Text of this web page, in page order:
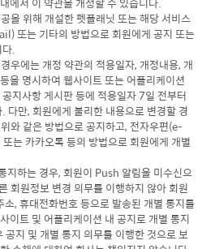
을 위해 개설한 펫플래닛 또는 해당 서비스
또는 기타의 방법으로 회원에게 공지 또는
.
우에는 개정 약관의 적용일자, 개정내용, 개
을 명시하여 웹사이트 또는 어플리케이션
지사항 게시판 등에 적용일자 7일 전부터
다만, 회원에게 불리한 내용으로 변경할 경
와 같은 방법으로 공지하고, 전자우편(e-
는 카카오톡 등의 방법으로 회원에게 개별
하는 경우, 회원이 Push 알림을 미수신으
회원정보 변경 의무를 이행하지 않아 회원
, 휴대전화번호 등으로 발송된 개별 통지를
이트 및 어플리케이션 내 공지로 개별 통지
지 및 개별 통지 의무를 이행한 것으로 보